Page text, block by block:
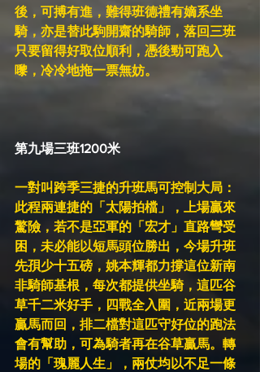
後，可搏有進，難得班德禮有嫡系坐
騎，亦是替此駒開齋的騎師，落回三班
只要留得好取位順利，憑後勁可跑入
嚟，冷冷地拖一票無妨。
第九場三班1200米
一對叫跨季三捷的升班馬可控制大局：
此程兩連捷的「太陽拍檔」，上場贏來
驚險，若不是亞軍的「宏才」直路彎受
困，未必能以短馬頭位勝出，今場升班
先孭少十五磅，姚本輝都力撐這位新南
非騎師基根，每次都提供坐騎，這匹谷
草千二米好手，四戰全入圍，近兩場更
贏馬而回，排二檔對這匹守好位的跑法
會有幫助，可為騎者再在谷草贏馬。轉
場的「瑰麗人生」，兩仗均以不足一條